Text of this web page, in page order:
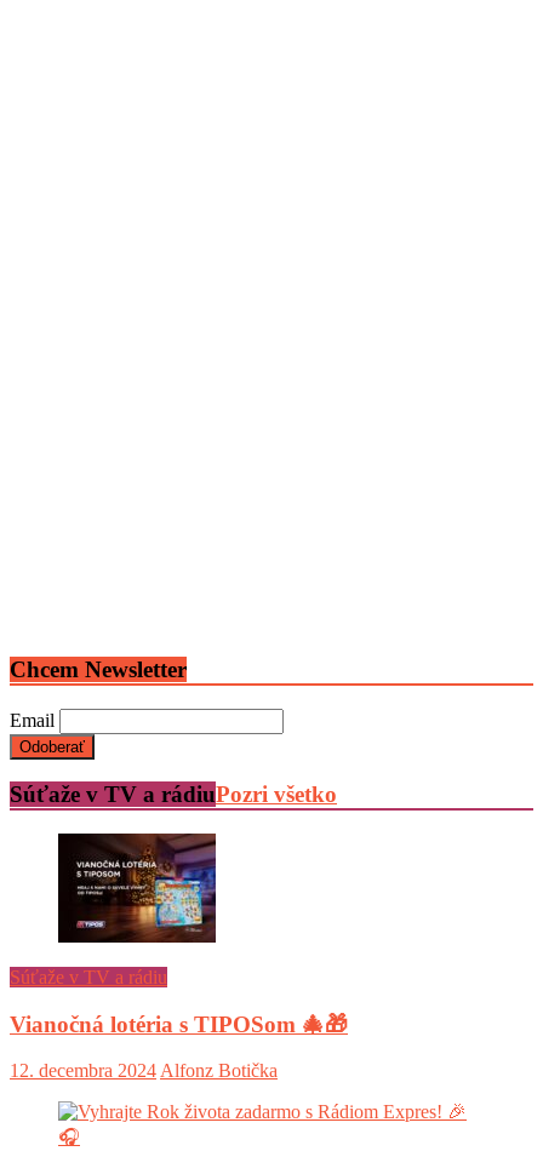
Chcem Newsletter
Email
Súťaže v TV a rádiuPozri všetko
Súťaže v TV a rádiu
Vianočná lotéria s TIPOSom 🎄🎁
12. decembra 2024Alfonz Botička